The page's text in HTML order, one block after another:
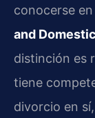
conocerse en
and
distinción es
tiene
divorcio en